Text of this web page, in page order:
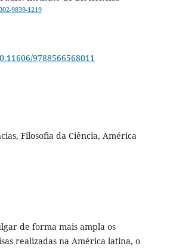
9839-1219
9788566568011
Filosofia da Ciência, América
de forma mais ampla os
realizadas na América latina, o